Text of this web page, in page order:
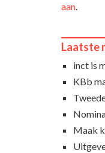
aan.
Laatste
inct is
KBb
Maak